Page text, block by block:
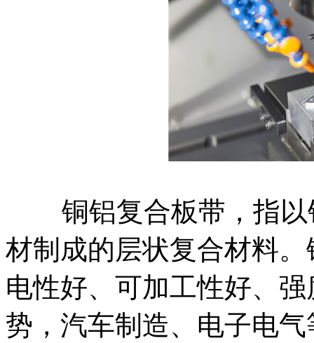
铜铝复合板带，指以
材制成的层状复合材料
电性好、可加工性好、
势，汽车制造、电子电